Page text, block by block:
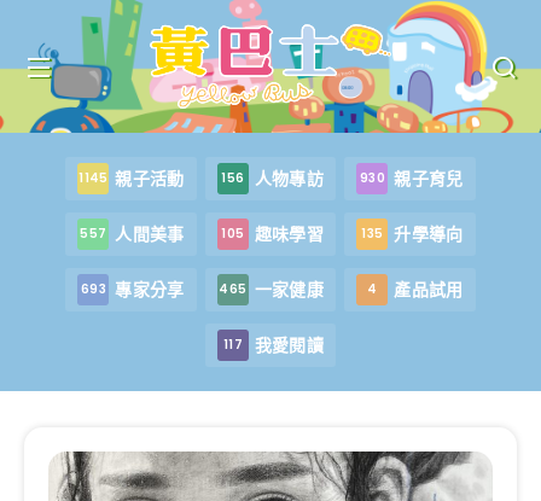
1145 親子活動 156 人物專訪 930 親子育兒
557 人間美事 105 趣味學習 135 升學導向
693 專家分享 465 一家健康 4 產品試用
117 我愛閱讀